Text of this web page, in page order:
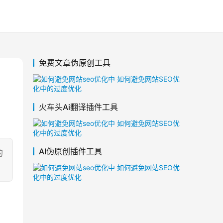
免费文章伪原创工具
火车头Ai翻译插件工具
AI伪原创插件工具